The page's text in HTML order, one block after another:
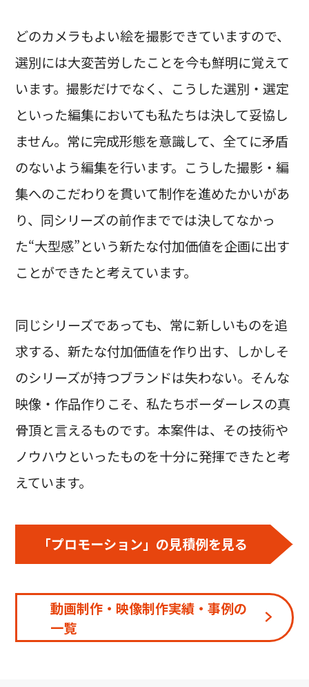
どのカメラもよい絵を撮影できていますので、
選別には大変苦労したことを今も鮮明に覚えて
います。撮影だけでなく、こうした選別・選定
といった編集においても私たちは決して妥協し
ません。常に完成形態を意識して、全てに矛盾
のないよう編集を行います。こうした撮影・編
集へのこだわりを貫いて制作を進めたかいがあ
り、同シリーズの前作まででは決してなかっ
た“大型感”という新たな付加価値を企画に出す
ことができたと考えています。
同じシリーズであっても、常に新しいものを追
求する、新たな付加価値を作り出す、しかしそ
のシリーズが持つブランドは失わない。そんな
映像・作品作りこそ、私たちボーダーレスの真
骨頂と言えるものです。本案件は、その技術や
ノウハウといったものを十分に発揮できたと考
えています。
「プロモーション」の見積例を見る
動画制作・映像制作実績・事例の
一覧